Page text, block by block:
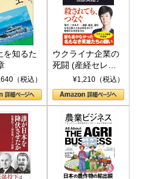
を知るた
（税込）
ウクライナ企業の
死闘 (産経セレク
ト S 039)¥1,210（税込）